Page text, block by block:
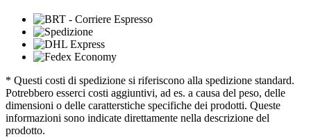
* Questi costi di spedizione si riferiscono alla spedizione standard.
Potrebbero esserci costi aggiuntivi, ad es. a causa del peso, delle
dimensioni o delle caratterstiche specifiche dei prodotti. Queste
informazioni sono indicate direttamente nella descrizione del
prodotto.